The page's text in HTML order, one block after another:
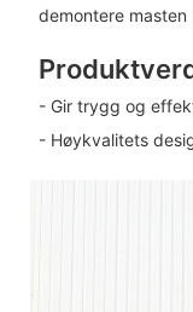
demontere masten
- Gir trygg og
- Høykvalitets